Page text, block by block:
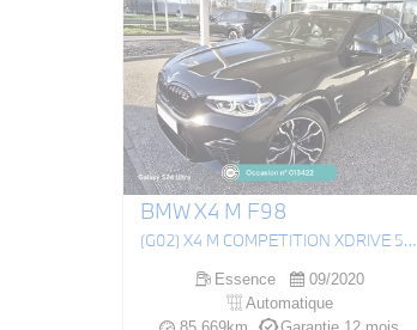
BMW X4 M F98
(G02) X4 M COMPETITION XDRIVE 510CH BVA8
Essence
09/2020
Automatique